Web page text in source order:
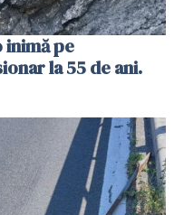
inimă pe
la 55 de ani.